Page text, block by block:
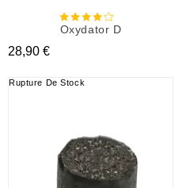
Oxydator D
Prix
28,90 €
Rupture De Stock